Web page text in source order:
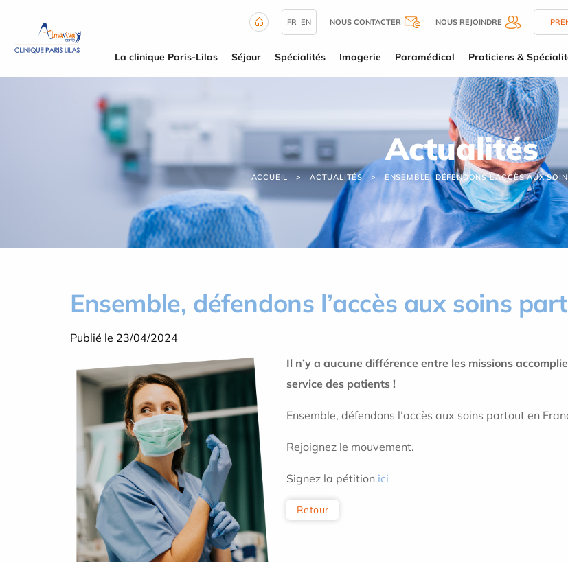
FR EN NOUS CONTACTER NOUS REJOINDRE
La clinique Paris-Lilas Séjour Spécialités Imagerie Paramédical Praticiens &
Actualités
ACCUEIL ACTUALITÉS ENSEMBLE, DÉFENDONS L’ACCÈS AUX
Ensemble, défendons l’accès aux soins
Publié le 23/04/2024
Il n’y a aucune différence entre les missions
service des patients !
Ensemble, défendons l’accès aux soins partout en
Rejoignez le mouvement.
Signez la pétition ici
Retour